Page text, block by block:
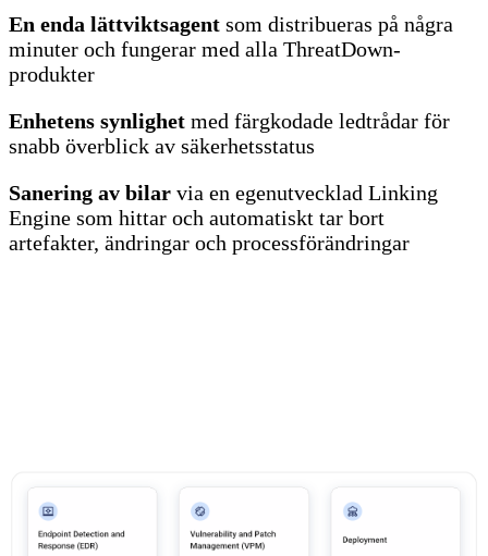
En enda lättviktsagent som distribueras på några
minuter och fungerar med alla ThreatDown-
produkter
Enhetens synlighet med färgkodade ledtrådar för
snabb överblick av säkerhetsstatus
Sanering av bilar via en egenutvecklad Linking
Engine som hittar och automatiskt tar bort
artefakter, ändringar och processförändringar